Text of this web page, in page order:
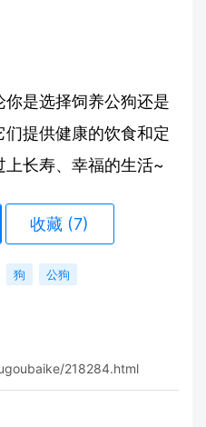
是选择饲养公狗还是
提供健康的饮食和定
长寿、幸福的生活~
收藏 (7)
狗 公狗
218284.html